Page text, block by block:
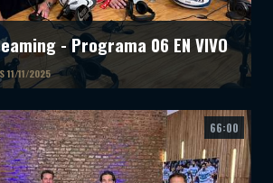
- Programa 06 EN VIVO
11/11/2025
66:00